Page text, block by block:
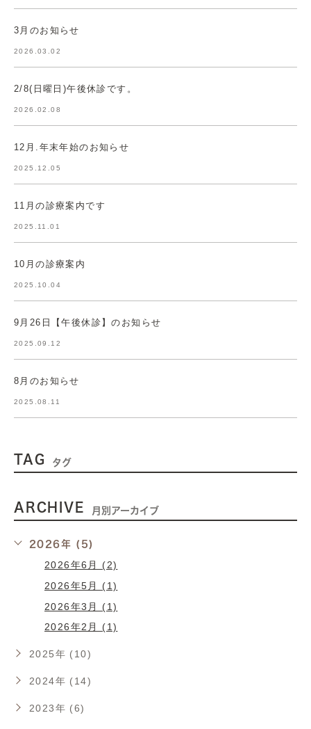
3月のお知らせ
2026.03.02
2/8(日曜日)午後休診です。
2026.02.08
12月.年末年始のお知らせ
2025.12.05
11月の診療案内です
2025.11.01
10月の診療案内
2025.10.04
9月26日【午後休診】のお知らせ
2025.09.12
8月のお知らせ
2025.08.11
TAG タグ
ARCHIVE 月別アーカイブ
2026年 (5)
2026年6月 (2)
2026年5月 (1)
2026年3月 (1)
2026年2月 (1)
2025年 (10)
2024年 (14)
2023年 (6)